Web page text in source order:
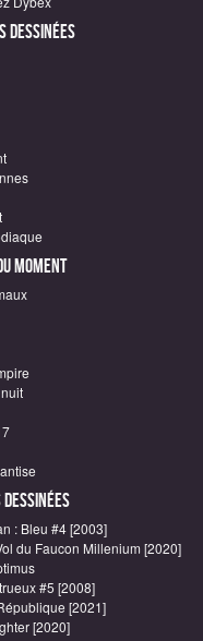
Dessinées
moment
: Bleu #4 [2003]
du Faucon Millenium [2020]
#5 [2008]
[2021]
[2020]